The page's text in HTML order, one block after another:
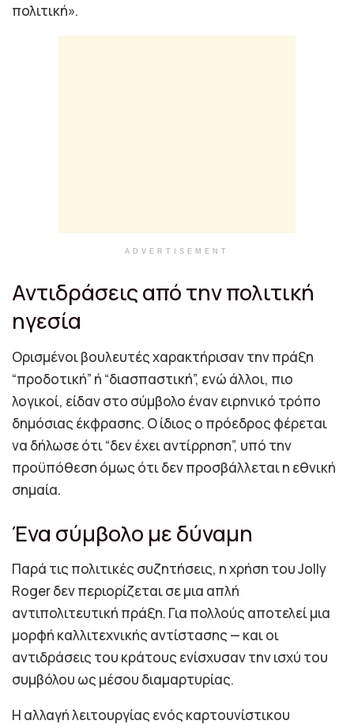
πολιτική».
ADVERTISEMENT
Αντιδράσεις από την πολιτική
ηγεσία
Ορισμένοι βουλευτές χαρακτήρισαν την πράξη
“προδοτική” ή “διασπαστική”, ενώ άλλοι, πιο
λογικοί, είδαν στο σύμβολο έναν ειρηνικό τρόπο
δημόσιας έκφρασης. Ο ίδιος ο πρόεδρος φέρεται
να δήλωσε ότι “δεν έχει αντίρρηση”, υπό την
προϋπόθεση όμως ότι δεν προσβάλλεται η εθνική
σημαία.
Ένα σύμβολο με δύναμη
Παρά τις πολιτικές συζητήσεις, η χρήση του Jolly
Roger δεν περιορίζεται σε μια απλή
αντιπολιτευτική πράξη. Για πολλούς αποτελεί μια
μορφή καλλιτεχνικής αντίστασης — και οι
αντιδράσεις του κράτους ενίσχυσαν την ισχύ του
συμβόλου ως μέσου διαμαρτυρίας.
Η αλλαγή λειτουργίας ενός καρτουνίστικου